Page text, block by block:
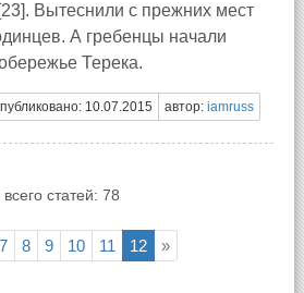
Вытеснили с прежних мест
А гребенцы начали
Терека.
10.07.2015 автор: iamruss
всего статей: 78
7 8 9 10 11 12 »